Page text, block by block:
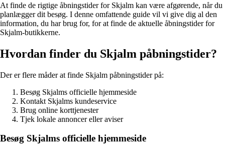
At finde de rigtige åbningstider for Skjalm kan være afgørende, når du
planlægger dit besøg. I denne omfattende guide vil vi give dig al den
information, du har brug for, for at finde de aktuelle åbningstider for
Skjalm-butikkerne.
Hvordan finder du Skjalm påbningstider?
Der er flere måder at finde Skjalm påbningstider på:
Besøg Skjalms officielle hjemmeside
Kontakt Skjalms kundeservice
Brug online korttjenester
Tjek lokale annoncer eller aviser
Besøg Skjalms officielle hjemmeside